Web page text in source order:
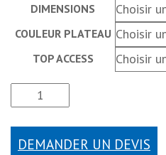
DIMENSIONS
COULEUR PLATEAU
TOP ACCESS
DEMANDER UN DEVIS